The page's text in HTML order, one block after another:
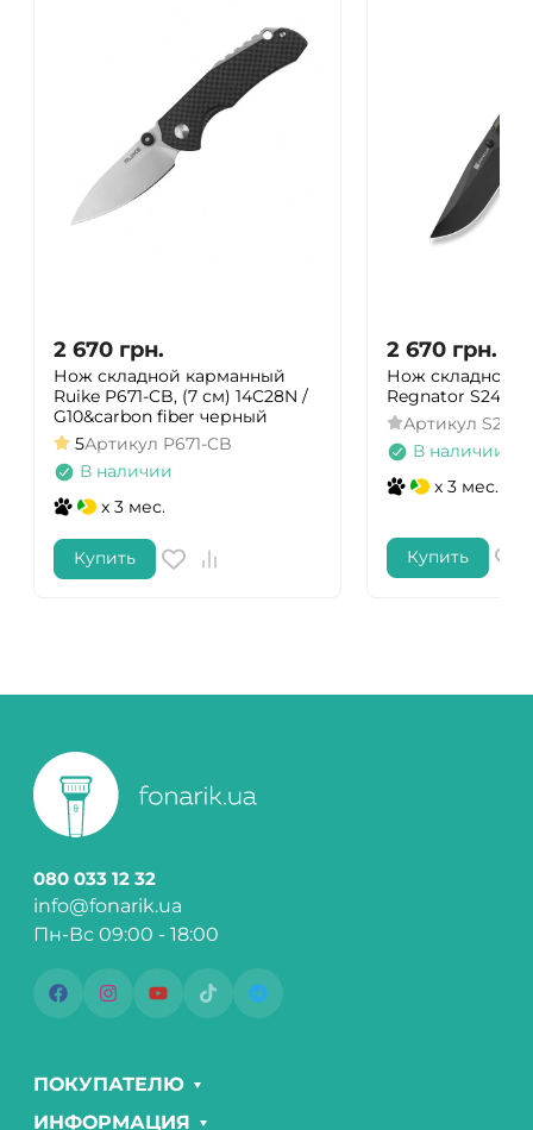
2 670 грн.
Нож складной карманный
Ruike P671-CB, (7 см) 14C28N /
G10&carbon fiber черный
5Артикул P671-CB
В наличии
x 3 мес.
Купить
2 670 грн.
Нож складной
Regnator
Артикул
В наличии
x 3 мес.
Купить
080 033 12 32
info@fonarik.ua
Пн-Вс 09:00 - 18:00
ПОКУПАТЕЛЮ
ИНФОРМАЦИЯ